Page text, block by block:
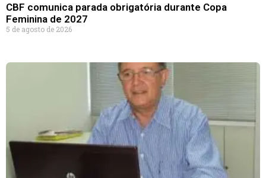
CBF comunica parada obrigatória durante Copa
Feminina de 2027
5 de agosto de 2026